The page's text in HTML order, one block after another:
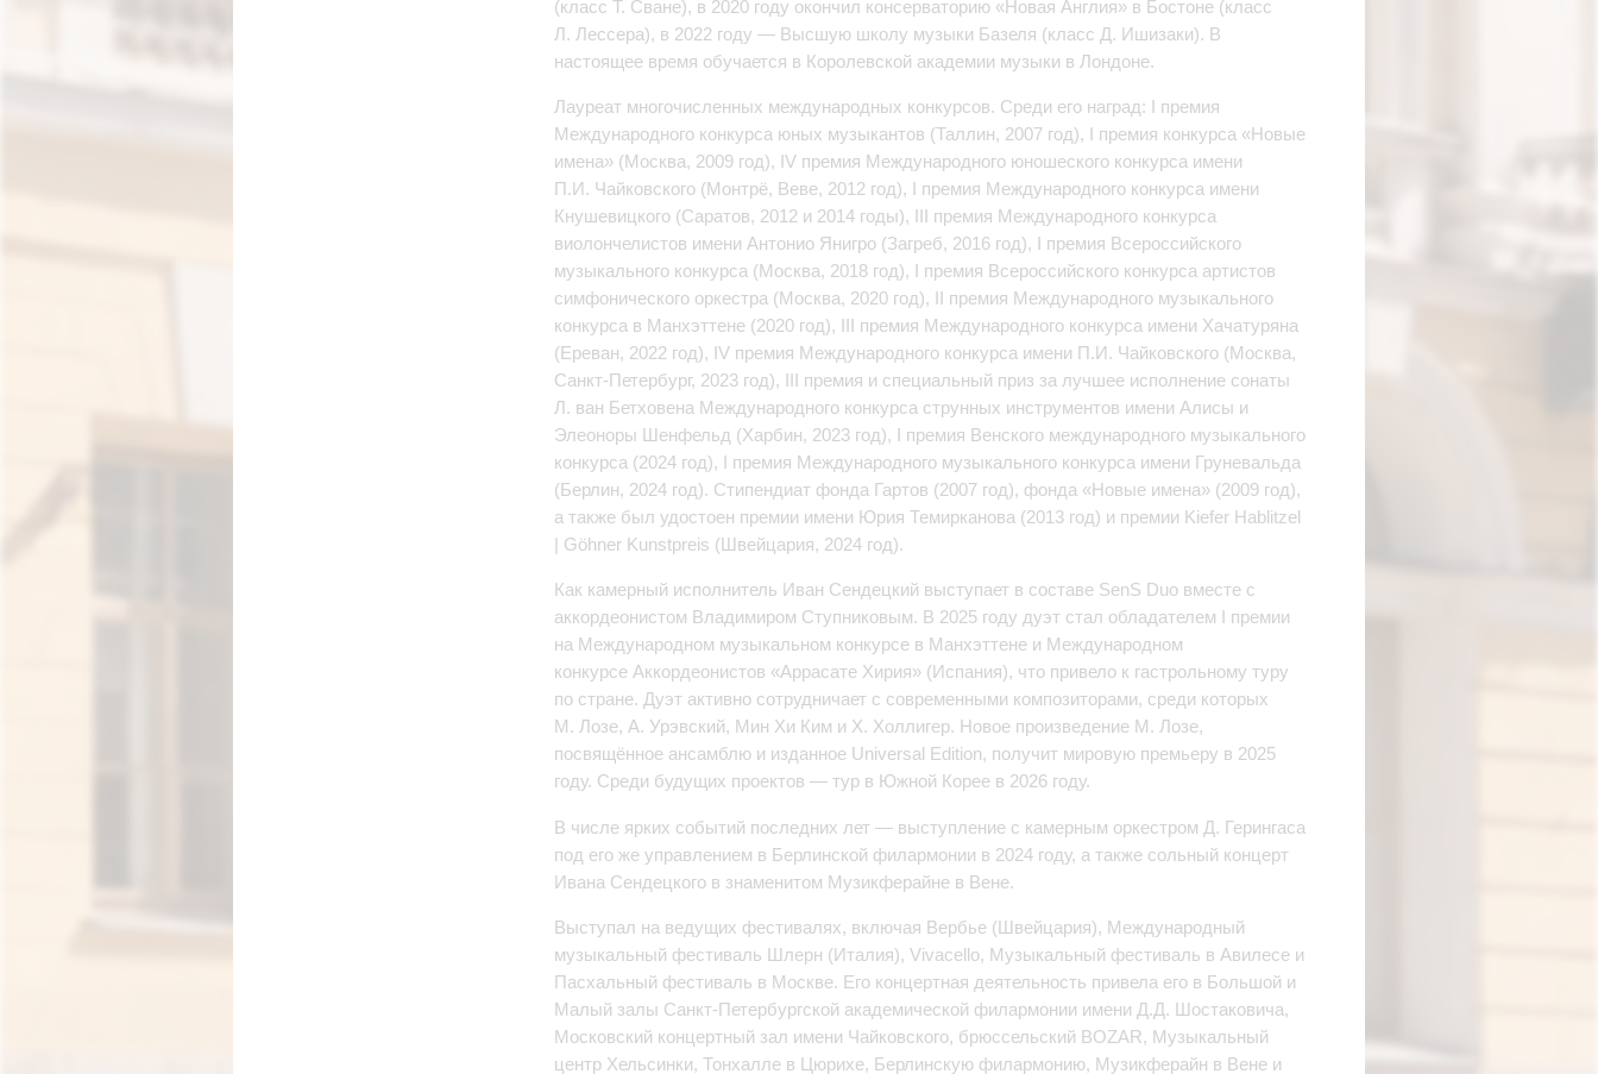
(класс Т. Сване), в 2020 году окончил консерваторию «Новая Англия» в Бостоне (класс
Л. Лессера), в 2022 году — Высшую школу музыки Базеля (класс Д. Ишизаки). В
настоящее время обучается в Королевской академии музыки в Лондоне.
Лауреат многочисленных международных конкурсов. Среди его наград: I премия
Международного конкурса юных музыкантов (Таллин, 2007 год), I премия конкурса «Новые
имена» (Москва, 2009 год), IV премия Международного юношеского конкурса имени
П.И. Чайковского (Монтрё, Веве, 2012 год), I премия Международного конкурса имени
Кнушевицкого (Саратов, 2012 и 2014 годы), III премия Международного конкурса
виолончелистов имени Антонио Янигро (Загреб, 2016 год), I премия Всероссийского
музыкального конкурса (Москва, 2018 год), I премия Всероссийского конкурса артистов
симфонического оркестра (Москва, 2020 год), II премия Международного музыкального
конкурса в Манхэттене (2020 год), III премия Международного конкурса имени Хачатуряна
(Ереван, 2022 год), IV премия Международного конкурса имени П.И. Чайковского (Москва,
Санкт-Петербург, 2023 год), III премия и специальный приз за лучшее исполнение сонаты
Л. ван Бетховена Международного конкурса струнных инструментов имени Алисы и
Элеоноры Шенфельд (Харбин, 2023 год), I премия Венского международного музыкального
конкурса (2024 год), I премия Международного музыкального конкурса имени Груневальда
(Берлин, 2024 год). Стипендиат фонда Гартов (2007 год), фонда «Новые имена» (2009 год),
а также был удостоен премии имени Юрия Темирканова (2013 год) и премии Kiefer Hablitzel
| Göhner Kunstpreis (Швейцария, 2024 год).
Как камерный исполнитель Иван Сендецкий выступает в составе SenS Duo вместе с
аккордеонистом Владимиром Ступниковым. В 2025 году дуэт стал обладателем I премии
на Международном музыкальном конкурсе в Манхэттене и Международном
конкурсе Аккордеонистов «Аррасате Хирия» (Испания), что привело к гастрольному туру
по стране. Дуэт активно сотрудничает с современными композиторами, среди которых
М. Лозе, А. Урэвский, Мин Хи Ким и Х. Холлигер. Новое произведение М. Лозе,
посвящённое ансамблю и изданное Universal Edition, получит мировую премьеру в 2025
году. Среди будущих проектов — тур в Южной Корее в 2026 году.
В числе ярких событий последних лет — выступление с камерным оркестром Д. Герингаса
под его же управлением в Берлинской филармонии в 2024 году, а также сольный концерт
Ивана Сендецкого в знаменитом Музикферайне в Вене.
Выступал на ведущих фестивалях, включая Вербье (Швейцария), Международный
музыкальный фестиваль Шлерн (Италия), Vivacello, Музыкальный фестиваль в Авилесе и
Пасхальный фестиваль в Москве. Его концертная деятельность привела его в Большой и
Малый залы Санкт-Петербургской академической филармонии имени Д.Д. Шостаковича,
Московский концертный зал имени Чайковского, брюссельский BOZAR, Музыкальный
центр Хельсинки, Тонхалле в Цюрихе, Берлинскую филармонию, Музикферайн в Вене и